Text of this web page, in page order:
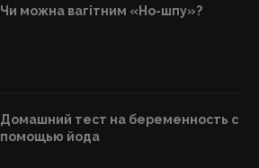
Чи можна вагітним «Но-шпу»?
Домашний тест на беременность с
помощью йода